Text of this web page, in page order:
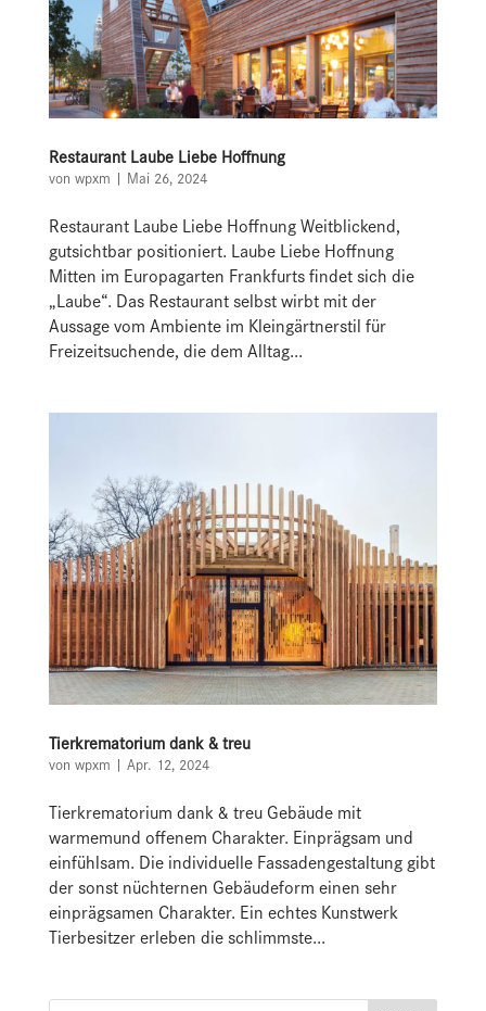
Restaurant Laube Liebe Hoffnung
von wpxm | Mai 26, 2024
Restaurant Laube Liebe Hoffnung Weitblickend,
gutsichtbar positioniert. Laube Liebe Hoffnung
Mitten im Europagarten Frankfurts findet sich die
„Laube“. Das Restaurant selbst wirbt mit der
Aussage vom Ambiente im Kleingärtnerstil für
Freizeitsuchende, die dem Alltag...
Tierkrematorium dank & treu
von wpxm | Apr. 12, 2024
Tierkrematorium dank & treu Gebäude mit
warmemund offenem Charakter. Einprägsam und
einfühlsam. Die individuelle Fassadengestaltung gibt
der sonst nüchternen Gebäudeform einen sehr
einprägsamen Charakter. Ein echtes Kunstwerk
Tierbesitzer erleben die schlimmste...